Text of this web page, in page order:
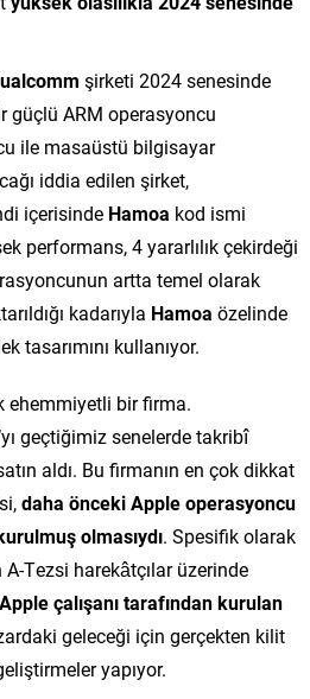
şirketi 2024 senesinde
güçlü ARM operasyoncu
ile masaüstü bilgisayar
iddia edilen şirket,
içerisinde Hamoa kod ismi
performans, 4 yararlılık çekirdeği
artta temel olarak
kadarıyla Hamoa özelinde
tasarımını kullanıyor.
ehemmiyetli bir firma.
geçtiğimiz senelerde takribî
aldı. Bu firmanın en çok dikkat
daha önceki Apple operasyoncu
olmasıydı. Spesifik olarak
Tezsi harekâtçılar üzerinde
çalışanı tarafından kurulan
geleceği için gerçekten kilit
yapıyor.